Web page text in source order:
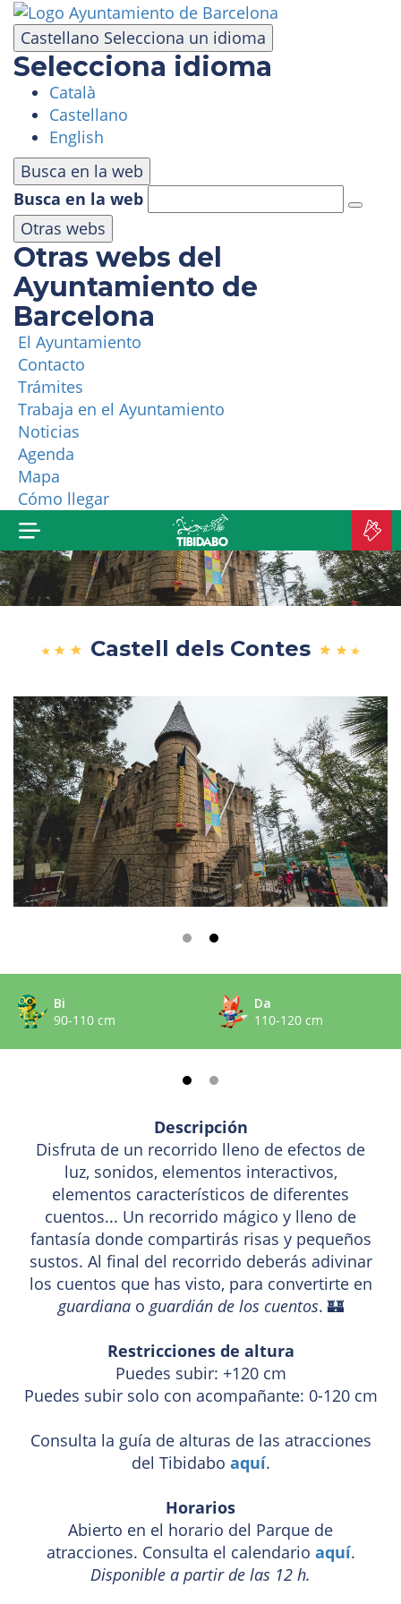
Castellano Selecciona un idioma
Selecciona idioma
Català
Castellano
English
Busca en la web
Busca en la web
Otras webs
Otras webs del
Ayuntamiento de
Barcelona
El Ayuntamiento
Contacto
Trámites
Trabaja en el Ayuntamiento
Noticias
Agenda
Mapa
Cómo llegar
Pasar
contenido
principal
VISITA
PARQUE DE ATRACCIONES
ÁREA PANORÁMICA
MASÍA TIBIDABO
FUNICULAR
TIBICLUB
¿QUIÉNES SOMOS?
MÁS PRODUCTOS
Castell dels Contes
Bi
90-110 cm
Da
110-120 cm
Descripción
Disfruta de un recorrido lleno de efectos de
luz, sonidos, elementos interactivos,
elementos característicos de diferentes
cuentos... Un recorrido mágico y lleno de
fantasía donde compartirás risas y pequeños
sustos. Al final del recorrido deberás adivinar
los cuentos que has visto, para convertirte en
guardianao guardián de los cuentos. 🏰
Restricciones de altura
Puedes subir: +120 cm
Puedes subir solo con acompañante: 0-120 cm
Consulta la guía de alturas de las atracciones
del Tibidabo aquí.
Horarios
Abierto en el horario del Parque de
atracciones. Consulta el calendario aquí.
Disponible a partir de las 12 h.